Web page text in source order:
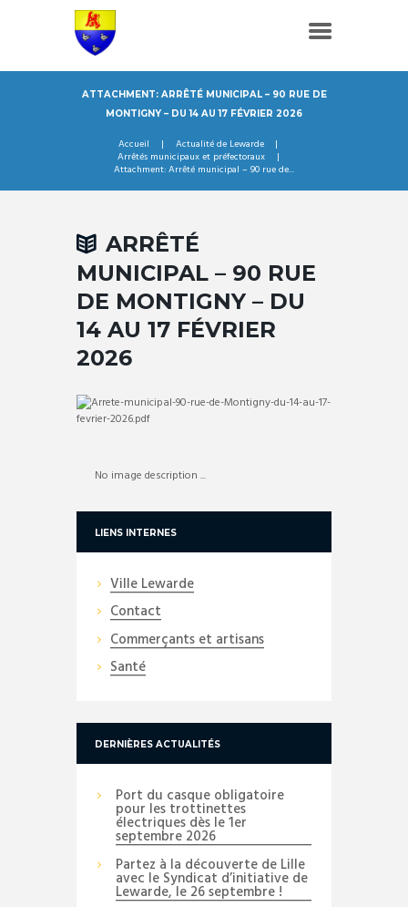
ATTACHMENT: ARRÊTÉ MUNICIPAL – 90 RUE DE
MONTIGNY – DU 14 AU 17 FÉVRIER 2026
Accueil
Actualité de Lewarde
Arrêtés municipaux et préfectoraux
Attachment: Arrêté municipal – 90 rue de...
ARRÊTÉ
MUNICIPAL – 90 RUE
DE MONTIGNY – DU
14 AU 17 FÉVRIER
2026
No image description ...
LIENS INTERNES
Ville Lewarde
Contact
Commerçants et artisans
Santé
DERNIÈRES ACTUALITÉS
Port du casque obligatoire
pour les trottinettes
électriques dès le 1er
septembre 2026
Partez à la découverte de Lille
avec le Syndicat d’initiative de
Lewarde, le 26 septembre !